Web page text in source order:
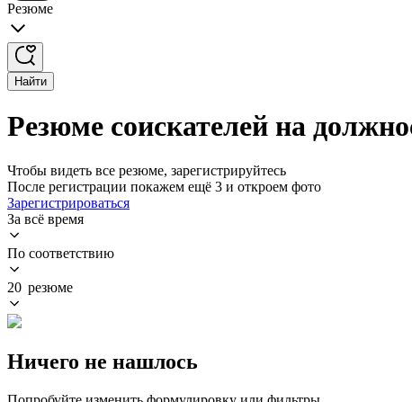
Резюме
Найти
Резюме соискателей на
Чтобы видеть все резюме, зарегистрируйтесь
После регистрации покажем ещё 3 и откроем фото
Зарегистрироваться
За всё время
По соответствию
20 резюме
Ничего не нашлось